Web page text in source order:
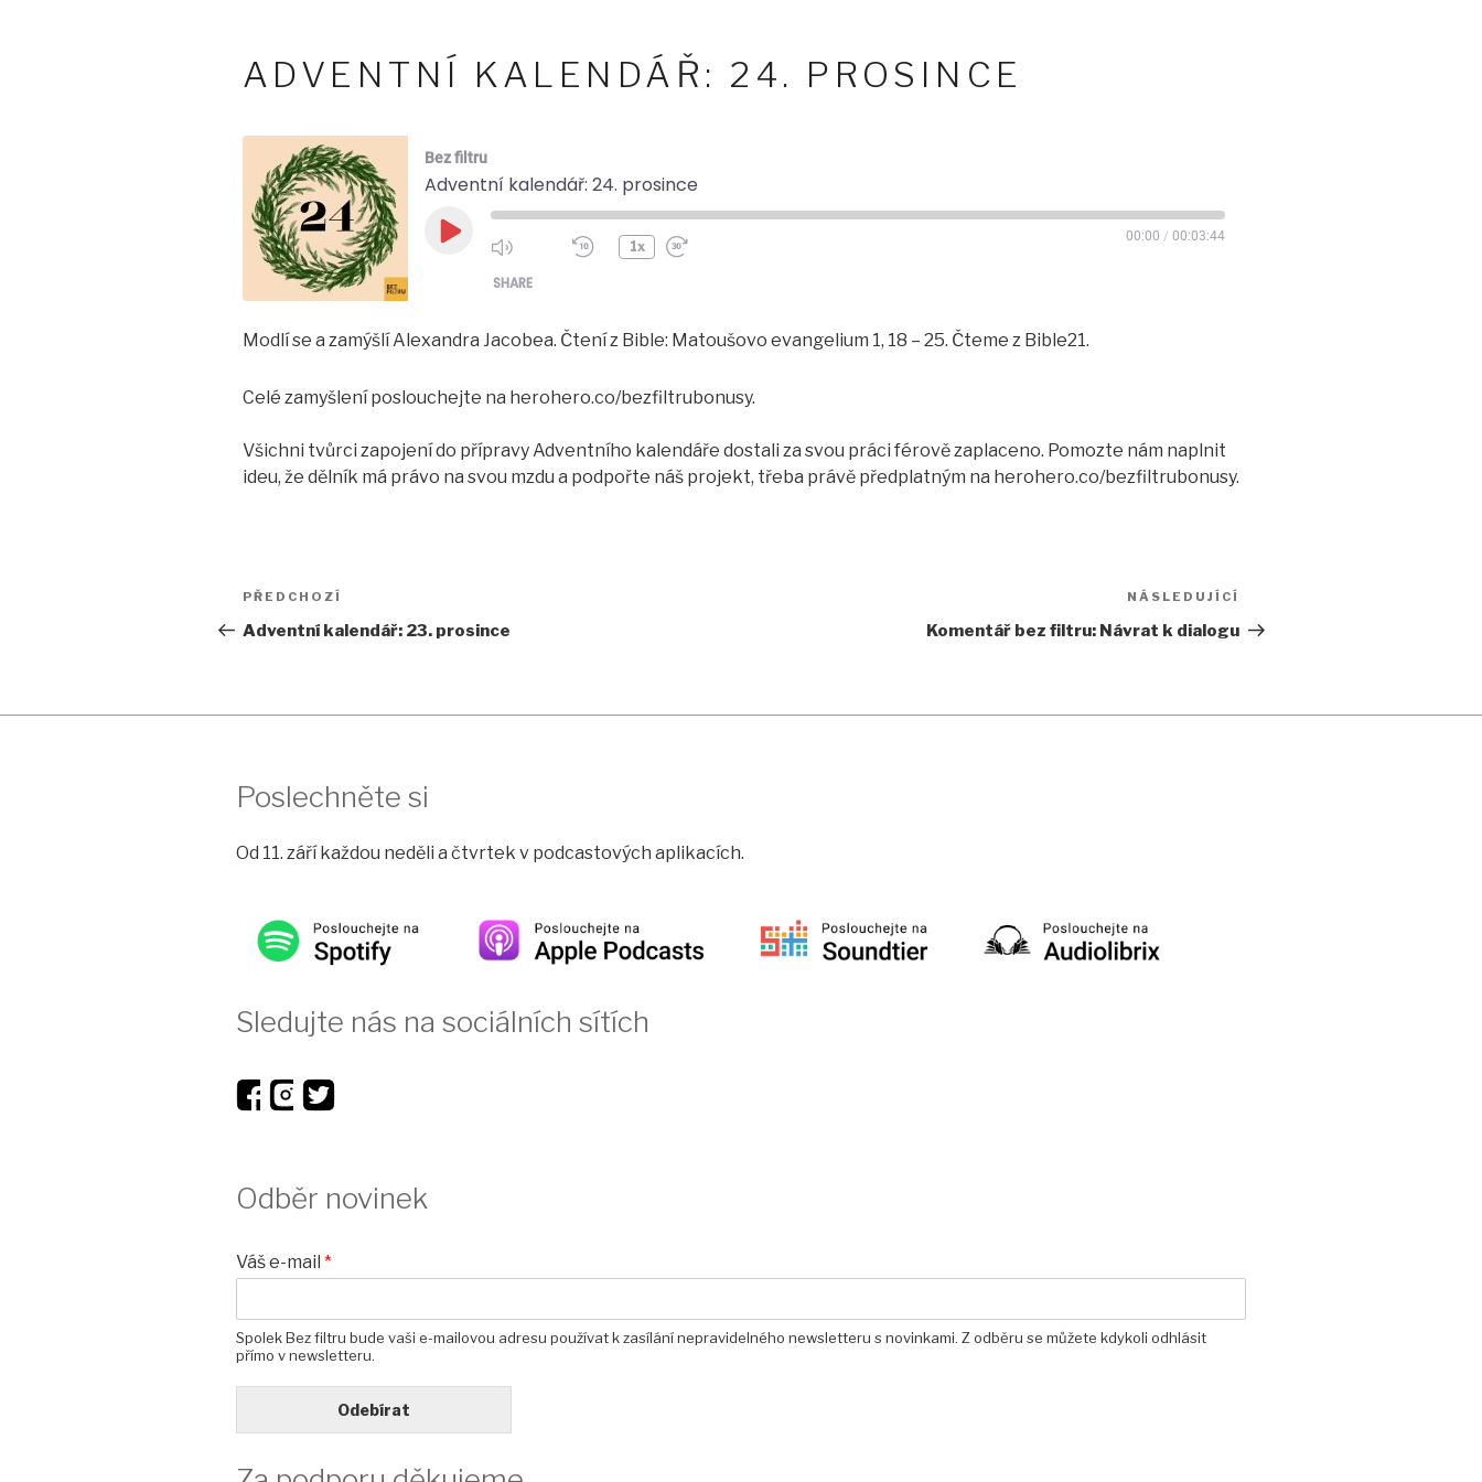
ADVENTNÍ KALENDÁŘ: 24. PROSINCE
Bez filtru
Adventní kalendář: 24. prosince
Play
1x
00:00 / 00:03:44
SHARE
SHARE
LINK
Modlí se a zamýšlí Alexandra Jacobea. Čtení z Bible: Matoušovo evangelium 1, 18 – 25. Čteme z Bible21.
Celé zamyšlení poslouchejte na herohero.co/bezfiltrubonusy.
Všichni tvůrci zapojení do přípravy Adventního kalendáře dostali za svou práci férově zaplaceno. Pomozte nám naplnit
ideu, že dělník má právo na svou mzdu a podpořte náš projekt, třeba právě předplatným na herohero.co/bezfiltrubonusy.
Navigace
pro
Předchozí
příspěvek
PŘEDCHOZÍ
Adventní kalendář: 23. prosince
příspěvek
NÁSLEDUJÍCÍ
Komentář bez filtru: Návrat k dialogu
Poslechněte si
Od 11. září každou neděli a čtvrtek v podcastových aplikacích.
Sledujte nás na sociálních sítích
Odběr novinek
Váš e-mail *
Spolek Bez filtru bude vaši e-mailovou adresu používat k zasílání nepravidelného newsletteru s novinkami. Z odběru se můžete kdykoli odhlásit
přímo v newsletteru.
Odebírat